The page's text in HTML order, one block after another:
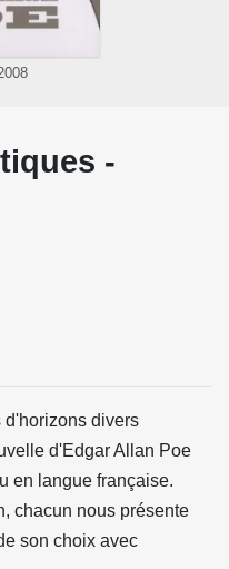
-
d'horizons divers
d'Edgar Allan Poe
en langue française.
chacun nous présente
son choix avec